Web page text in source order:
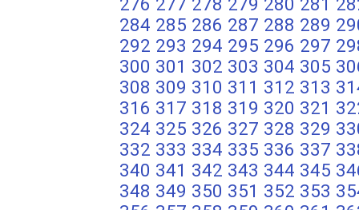
284 285 286 287 288 289
292 293 294 295 296 297
300 301 302 303 304 305
308 309 310 311 312 313
316 317 318 319 320 321
324 325 326 327 328 329
332 333 334 335 336 337
340 341 342 343 344 345
348 349 350 351 352 353